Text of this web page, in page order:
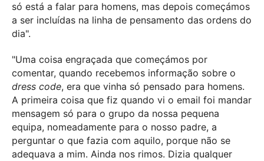
só está a falar para homens, mas depois começámos
a ser incluídas na linha de pensamento das ordens do
dia".
"Uma coisa engraçada que começámos por
comentar, quando recebemos informação sobre o
dress code, era que vinha só pensado para homens.
A primeira coisa que fiz quando vi o email foi mandar
mensagem só para o grupo da nossa pequena
equipa, nomeadamente para o nosso padre, a
perguntar o que fazia com aquilo, porque não se
adequava a mim. Ainda nos rimos. Dizia qualquer